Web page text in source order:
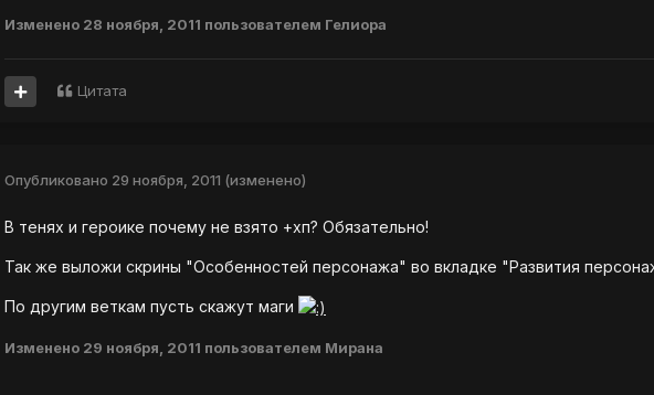
Изменено 28 ноября, 2011 пользователем Гелиора
Цитата
Опубликовано 29 ноября, 2011 (изменено)
В тенях и героике почему не взято +хп? Обязательно!
Так же выложи скрины "Особенностей персонажа" во вкладке "Развития
По другим веткам пусть скажут маги
Изменено 29 ноября, 2011 пользователем Мирана